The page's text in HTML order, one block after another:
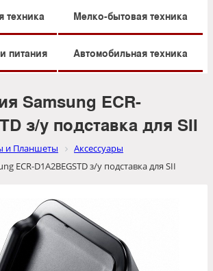
техника Мелко-бытовая техника
питания Автомобильная техника
Samsung ECR-
з/у подставка для SII
и Планшеты
Аксессуары
ECR-D1A2BEGSTD з/у подставка для SII